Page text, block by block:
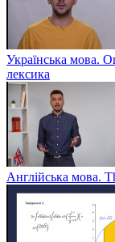
Українська мова.
лексика
Англійська мова.